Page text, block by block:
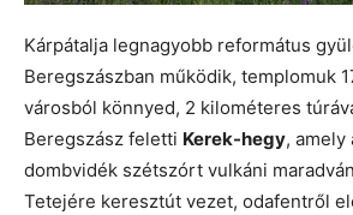
Kárpátalja legnagyobb református
Beregszászban működik, templomuk
városból könnyed, 2 kilométeres
Beregszász feletti Kerek-hegy, amely
dombvidék szétszórt vulkáni
Tetejére keresztút vezet, odafentről